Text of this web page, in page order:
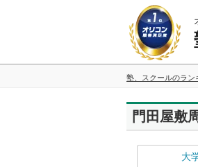
塾、スクールのラン
門田屋敷
大